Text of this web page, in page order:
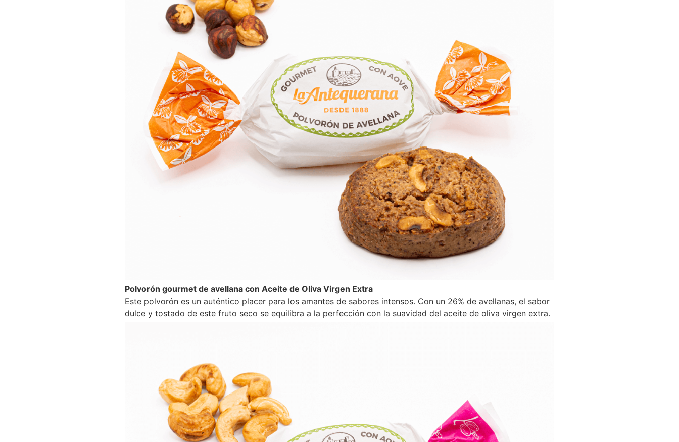
Polvorón gourmet de avellana con Aceite de Oliva Virgen Extra
Este polvorón es un auténtico placer para los amantes de sabores intensos. Con un 26% de avellanas, el sabor
dulce y tostado de este fruto seco se equilibra a la perfección con la suavidad del aceite de oliva virgen extra.